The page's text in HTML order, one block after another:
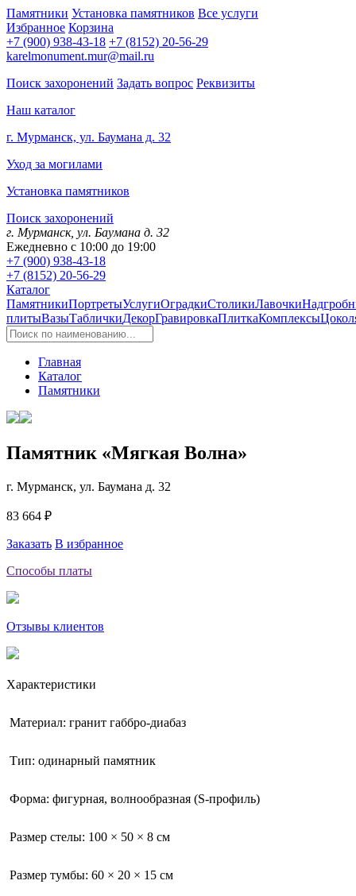
Памятники Установка памятников Все услуги
Избранное Корзина
+7 (900) 938-43-18 +7 (8152) 20-56-29
karelmonument.mur@mail.ru
Поиск захоронений Задать вопрос Реквизиты
Наш каталог
г. Мурманск, ул. Баумана д. 32
Уход за могилами
Установка памятников
Поиск захоронений
г. Мурманск, ул. Баумана д. 32
Ежедневно с 10:00 до 19:00
+7 (900) 938-43-18
+7 (8152) 20-56-29
Каталог
ПамятникиПортретыУслугиОградкиСтоликиЛавочки
плитыВазыТабличкиДекорГравировкаПлиткаКомплексы
Главная
Каталог
Памятники
Памятник «Мягкая Волна»
г. Мурманск, ул. Баумана д. 32
83 664 ₽
Заказать В избранное
Способы платы
Отзывы клиентов
Характеристики
Материал: гранит габбро-диабаз
Тип: одинарный памятник
Форма: фигурная, волнообразная (S-профиль)
Размер стелы: 100 × 50 × 8 см
Размер тумбы: 60 × 20 × 15 см